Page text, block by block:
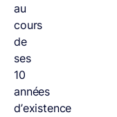
au
cours
de
ses
10
années
d’existence